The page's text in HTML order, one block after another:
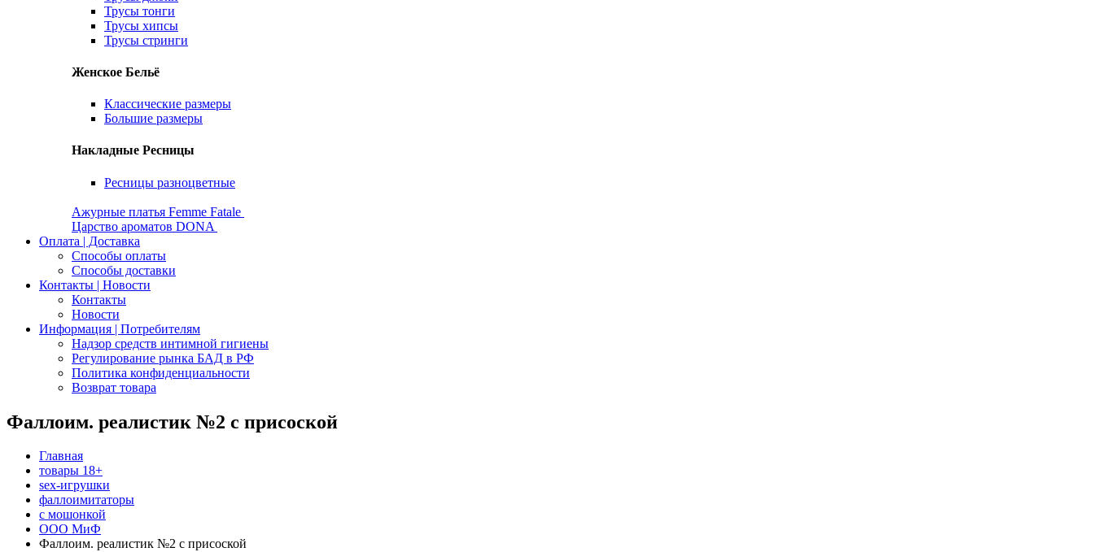
Трусы тонги
Трусы хипсы
Трусы стринги
Женское Бельё
Классические размеры
Большие размеры
Накладные Ресницы
Ресницы разноцветные
Ажурные платья Femme Fatale
Царство ароматов DONA
Оплата | Доставка
Способы оплаты
Способы доставки
Контакты | Новости
Контакты
Новости
Информация | Потребителям
Надзор средств интимной гигиены
Регулирование рынка БАД в РФ
Политика конфиденциальности
Возврат товара
Фаллоим. реалистик №2 с присоской
Главная
товары 18+
sex-игрушки
фаллоимитаторы
с мошонкой
ООО МиФ
Фаллоим. реалистик №2 с присоской